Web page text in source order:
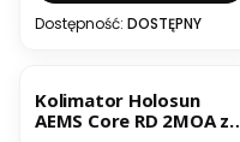
Dostępność: DOSTĘPNY
Kolimator Holosun
AEMS Core RD 2MOA z